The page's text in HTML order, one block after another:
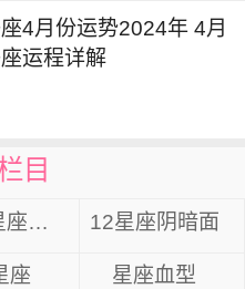
，金星的能量对于
一定的拓展。未来几周
友之间的聚餐聚会，对
个人魅力或是遇到异性
装扮一下自己来吸引到
4月份运势2024年 4月
运程详解
目
日月金星座组合 12星座阴暗面
座 星座血型